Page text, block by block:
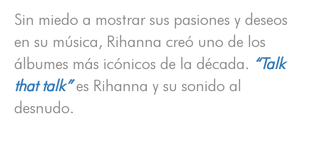
Sin miedo a mostrar sus pasiones y deseos
en su música, Rihanna creó uno de los
álbumes más icónicos de la década. “Talk
that talk”es Rihanna y su sonido al
desnudo.